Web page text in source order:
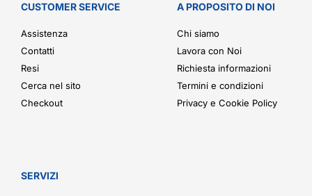
CUSTOMER SERVICE
Assistenza
Contatti
Resi
Cerca nel sito
Checkout
A PROPOSITO DI NOI
Chi siamo
Lavora con Noi
Richiesta informazioni
Termini e condizioni
Privacy e Cookie Policy
SERVIZI